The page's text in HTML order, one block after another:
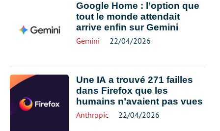
Google Home : l’option que
tout le monde attendait
arrive enfin sur Gemini
Gemini 22/04/2026
Une IA a trouvé 271 failles
dans Firefox que les
humains n’avaient pas vues
Anthropic 22/04/2026